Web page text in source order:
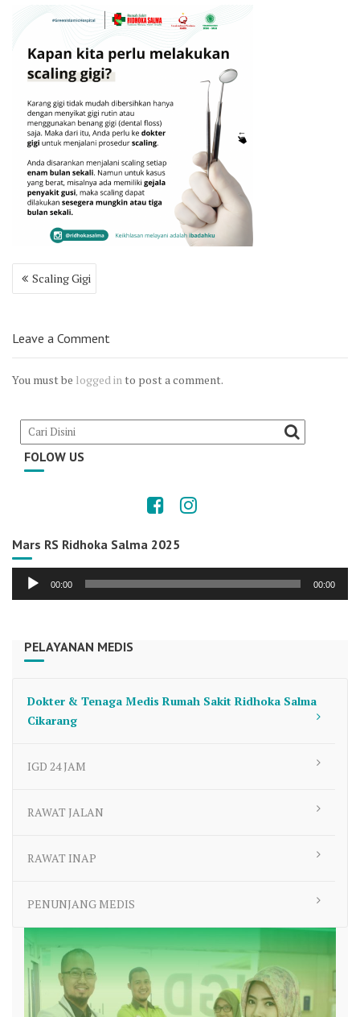
Post
navigation
Scaling Gigi
Leave a Comment
You must be logged in to post a comment.
FOLOW US
Mars RS Ridhoka Salma 2025
Audio
00:00 00:00
PELAYANAN MEDIS
Dokter & Tenaga Medis Rumah Sakit Ridhoka Salma
Cikarang
IGD 24 JAM
RAWAT JALAN
RAWAT INAP
PENUNJANG MEDIS